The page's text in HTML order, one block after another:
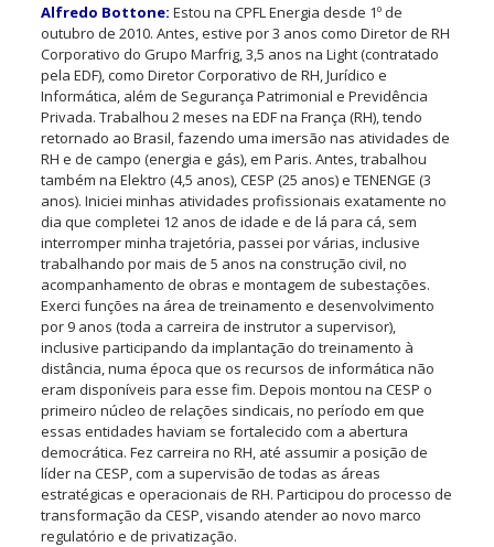
Alfredo Bottone: Estou na CPFL Energia desde 1º de
outubro de 2010. Antes, estive por 3 anos como Diretor de RH
Corporativo do Grupo Marfrig, 3,5 anos na Light (contratado
pela EDF), como Diretor Corporativo de RH, Jurídico e
Informática, além de Segurança Patrimonial e Previdência
Privada. Trabalhou 2 meses na EDF na França (RH), tendo
retornado ao Brasil, fazendo uma imersão nas atividades de
RH e de campo (energia e gás), em Paris. Antes, trabalhou
também na Elektro (4,5 anos), CESP (25 anos) e TENENGE (3
anos). Iniciei minhas atividades profissionais exatamente no
dia que completei 12 anos de idade e de lá para cá, sem
interromper minha trajetória, passei por várias, inclusive
trabalhando por mais de 5 anos na construção civil, no
acompanhamento de obras e montagem de subestações.
Exerci funções na área de treinamento e desenvolvimento
por 9 anos (toda a carreira de instrutor a supervisor),
inclusive participando da implantação do treinamento à
distância, numa época que os recursos de informática não
eram disponíveis para esse fim. Depois montou na CESP o
primeiro núcleo de relações sindicais, no período em que
essas entidades haviam se fortalecido com a abertura
democrática. Fez carreira no RH, até assumir a posição de
líder na CESP, com a supervisão de todas as áreas
estratégicas e operacionais de RH. Participou do processo de
transformação da CESP, visando atender ao novo marco
regulatório e de privatização.